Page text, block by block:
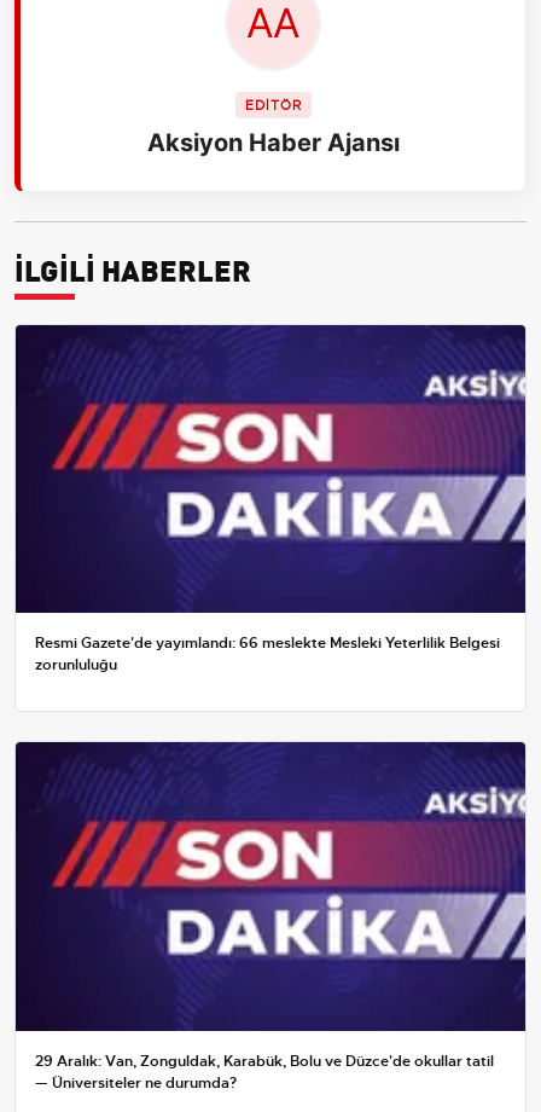
EDİTÖR
Aksiyon Haber Ajansı
İLGİLİ HABERLER
Resmi Gazete'de yayımlandı: 66 meslekte Mesleki Yeterlilik Belgesi
zorunluluğu
29 Aralık: Van, Zonguldak, Karabük, Bolu ve Düzce'de okullar tatil
— Üniversiteler ne durumda?